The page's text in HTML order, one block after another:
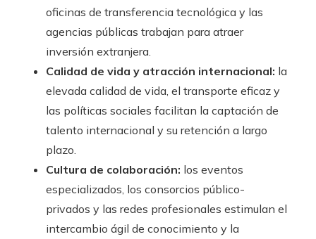
oficinas de transferencia tecnológica y las
agencias públicas trabajan para atraer
inversión extranjera.
Calidad de vida y atracción internacional: la
elevada calidad de vida, el transporte eficaz y
las políticas sociales facilitan la captación de
talento internacional y su retención a largo
plazo.
Cultura de colaboración: los eventos
especializados, los consorcios público-
privados y las redes profesionales estimulan el
intercambio ágil de conocimiento y la